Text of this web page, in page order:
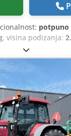
potpuno
, visina podizanja:
, radni sati:
visina:2.500 mm,